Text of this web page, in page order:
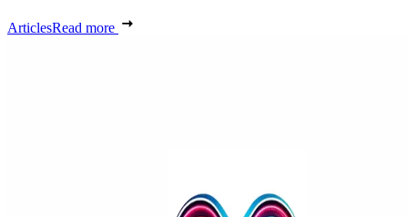
ArticlesRead more